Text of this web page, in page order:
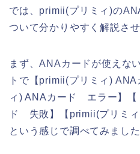
では、primii(プリミィ)の
ついて分かりやすく解説さ
まず、ANAカードが使えな
トで【primii(プリミィ)
ィ) ANAカード エラー】【
ド 失敗】【primii(プリミ
という感じで調べてみました